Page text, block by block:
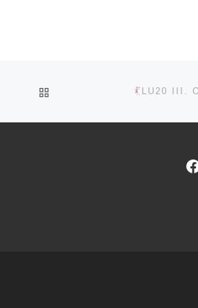
UGRÁS AZ OLDALLU20 III.